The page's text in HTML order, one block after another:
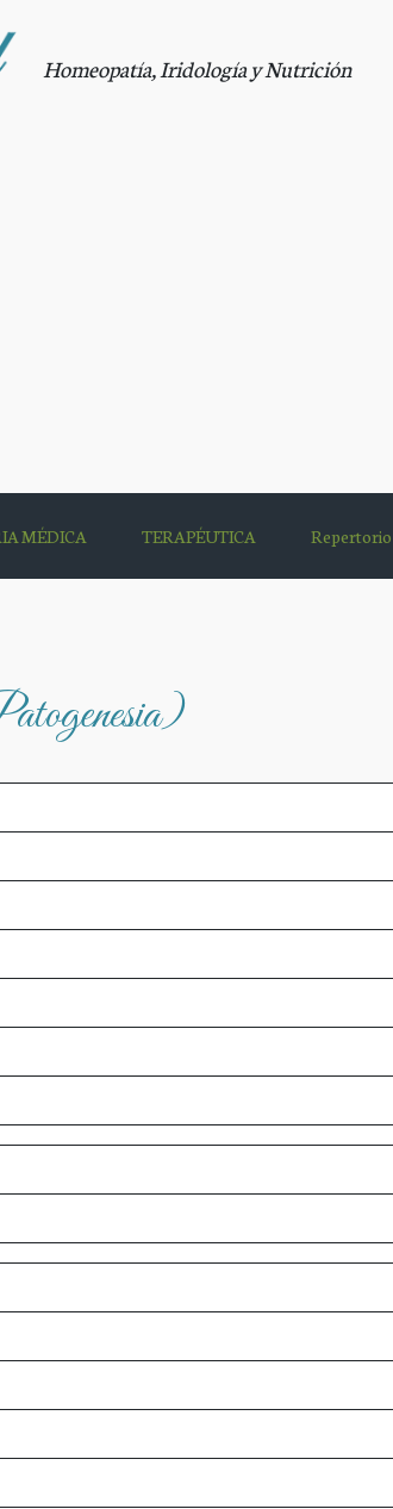
Homeopatía, Iridología y Nutrición
MÉDICA TERAPÉUTICA Repertorio